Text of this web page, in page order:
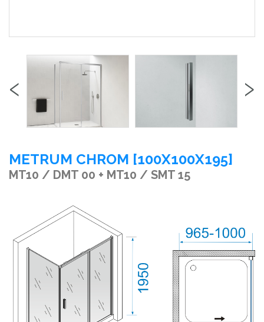
‹ ›
METRUM CHROM [100X100X195]
MT10 / DMT 00 + MT10 / SMT 15